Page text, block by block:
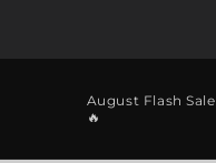
August Flash Sale
🔥